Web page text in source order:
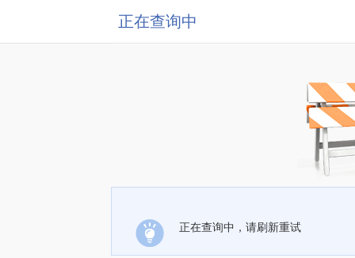
正在查询中
正在查询中，请刷新重试